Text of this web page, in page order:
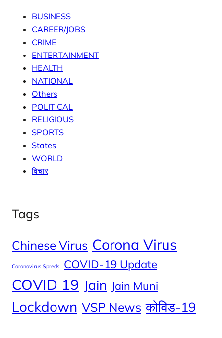
BUSINESS
CAREER/JOBS
CRIME
ENTERTAINMENT
HEALTH
NATIONAL
Others
POLITICAL
RELIGIOUS
SPORTS
States
WORLD
विचार
Tags
Chinese Virus Corona Virus
Coronavirus Spreds COVID-19 Update
COVID 19 Jain Jain Muni
Lockdown VSP News कोविड-19